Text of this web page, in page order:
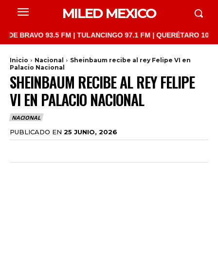
MILED MEXICO
93.5 FM | TULANCINGO 97.1 FM | QUERÉTARO 103.1
Inicio Nacional
Sheinbaum recibe al rey Felipe VI en
Palacio Nacional
SHEINBAUM RECIBE AL REY FELIPE
VI EN PALACIO NACIONAL
NACIONAL
PUBLICADO EN 25 JUNIO, 2026